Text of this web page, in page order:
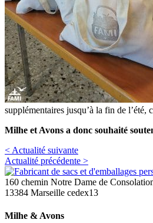
supplémentaires jusqu’à la fin de
Milhe et Avons a donc souhaité
< Actualité suivante
Actualité précédente >
160 chemin Notre Dame de
13384 Marseille cedex13
Milhe & Avons